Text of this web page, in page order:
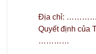
Địa chỉ:
Quyết định
…………